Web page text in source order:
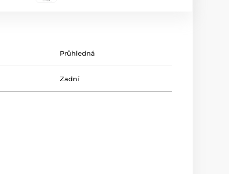
Průhledná
Zadní